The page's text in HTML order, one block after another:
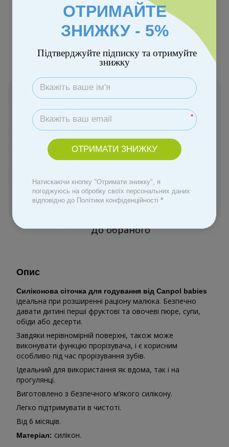
В наявності
119 грн
Купити
Увійтидля відображення персональної знижки
До обраного
Опис
Силіконова сіточка для годування від Canpol babies
ідеальна при розширенні раціону малюка. Безпечно
давати дитині перші фруктові та овочеві пюре, супи,
обіди або десерти.
Завдяки нерівномірній поверхні, також може
виконувати функцію прорізувача, і є корисним
особливо під час прорізування зубів.
Ідеальний для використання як вдома, так і на
прогулянці.
Виготовлено з безпечного м’якого силікону.
Легко підтримувати в чистоті.
Від 6 місяців.
Матеріал: силікон.
ОТРИМАЙТЕ
ЗНИЖКУ - 5%
Підтверджуйте підписку та отримуйте
знижку
*
ОТРИМАТИ ЗНИЖКУ
Натискаючи кнопку "Отримати знижку", я
погоджуюсь на обробку своїх персональних даних
відповідно до Політики конфіденційності *